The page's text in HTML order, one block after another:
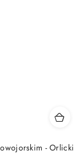
- Orlicki